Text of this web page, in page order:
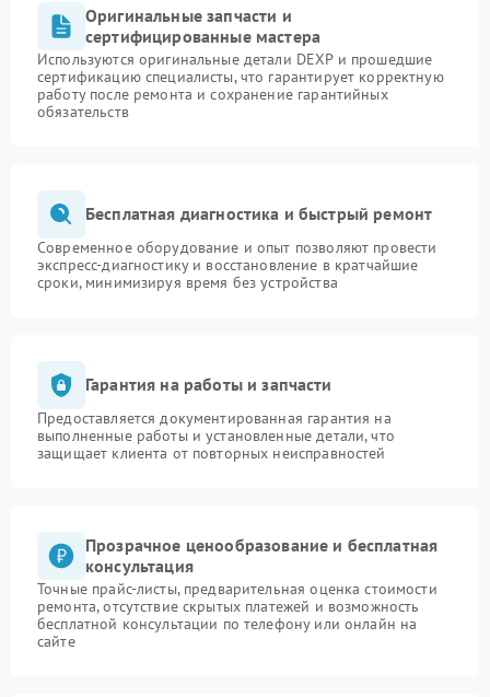
Оригинальные запчасти и
сертифицированные мастера
Используются оригинальные детали DEXP и прошедшие
сертификацию специалисты, что гарантирует корректную
работу после ремонта и сохранение гарантийных
обязательств
Бесплатная диагностика и быстрый ремонт
Современное оборудование и опыт позволяют провести
экспресс-диагностику и восстановление в кратчайшие
сроки, минимизируя время без устройства
Гарантия на работы и запчасти
Предоставляется документированная гарантия на
выполненные работы и установленные детали, что
защищает клиента от повторных неисправностей
Прозрачное ценообразование и бесплатная
консультация
Точные прайс-листы, предварительная оценка стоимости
ремонта, отсутствие скрытых платежей и возможность
бесплатной консультации по телефону или онлайн на
сайте